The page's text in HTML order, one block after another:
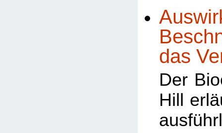
das
Der
Hill